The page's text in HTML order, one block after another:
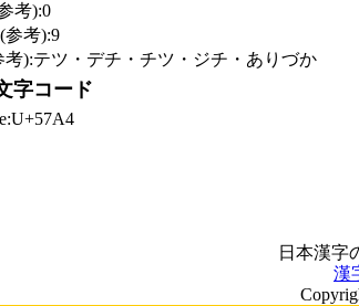
考):0
参考):9
考):テツ・デチ・チツ・ジチ・ありづか
字コード
日本漢字
漢